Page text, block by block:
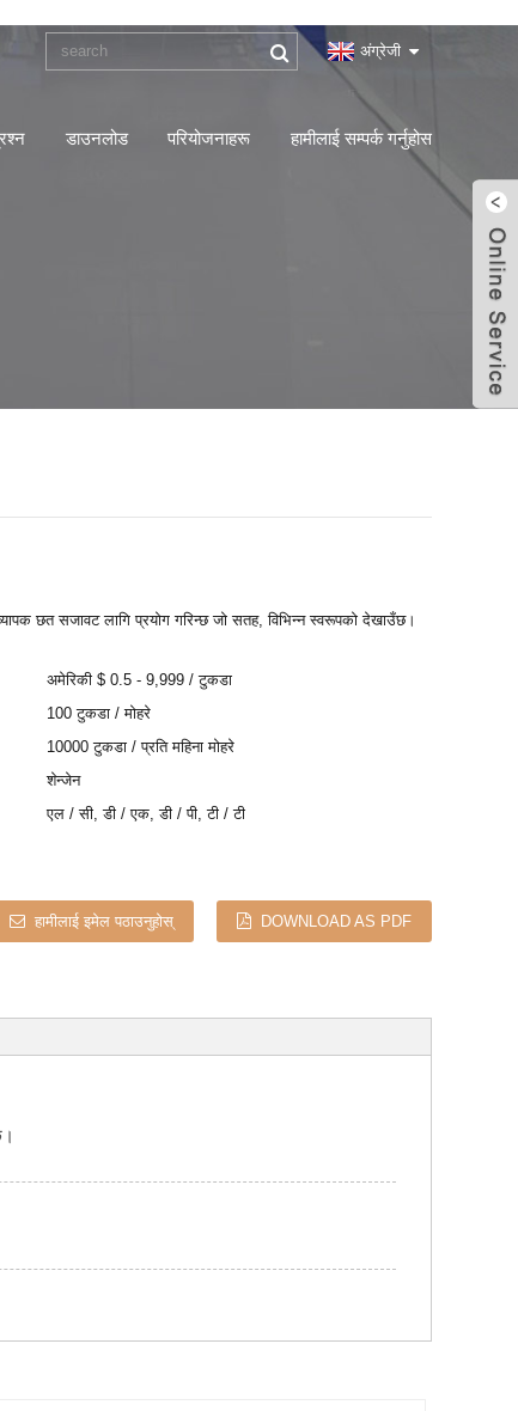
अंग्रेजी
डाउनलोड परियोजनाहरू हामीलाई सम्पर्क गर्नुहोस
छत सजावट लागि प्रयोग गरिन्छ जो सतह, विभिन्न स्वरूपको देखाउँछ।
अमेरिकी $ 0.5 - 9,999 / टुकडा
100 टुकडा / मोहरे
10000 टुकडा / प्रति महिना मोहरे
शेन्जेन
एल / सी, डी / एक, डी / पी, टी / टी
हामीलाई इमेल पठाउनुहोस् DOWNLOAD AS PDF